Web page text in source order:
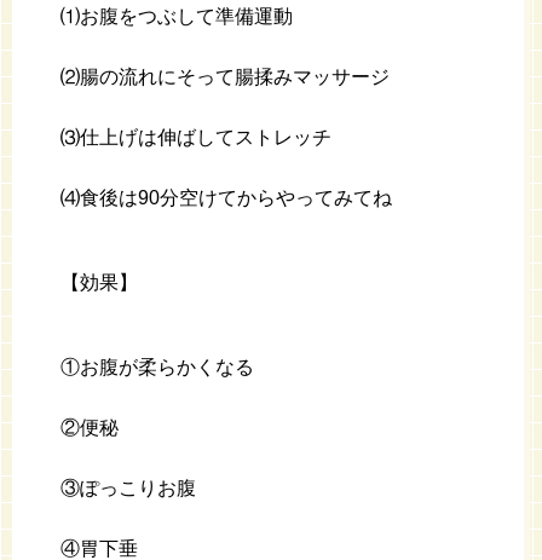
⑴お腹をつぶして準備運動
⑵腸の流れにそって腸揉みマッサージ
⑶仕上げは伸ばしてストレッチ
⑷食後は90分空けてからやってみてね
【効果】
①お腹が柔らかくなる
②便秘
③ぽっこりお腹
④胃下垂